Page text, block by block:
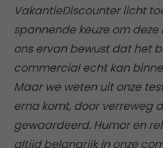
VakantieDiscounter licht
spannende keuze om deze
ons ervan bewust dat het
commercial echt kan
Maar we weten uit onze
erna komt, door verreweg
gewaardeerd. Humor en
altijd belangrijk in onze